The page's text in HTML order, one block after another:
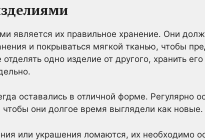
является их правильное хранение. Они
и покрываться мягкой тканью, чтобы
одно изделие от другого, хранить
оставались в отличной форме. Регулярно
они долгое время выглядели как новые.
или украшения ломаются, их необходимо